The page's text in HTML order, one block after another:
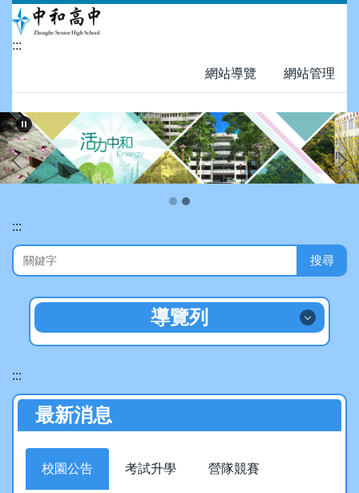
跳
到
主
內
區
:::
網站導覽 網站管理
:::
搜尋
導覽列
認識中和
數位校園
行政處室
:::
最新消息
校園公告 考試升學 營隊競賽